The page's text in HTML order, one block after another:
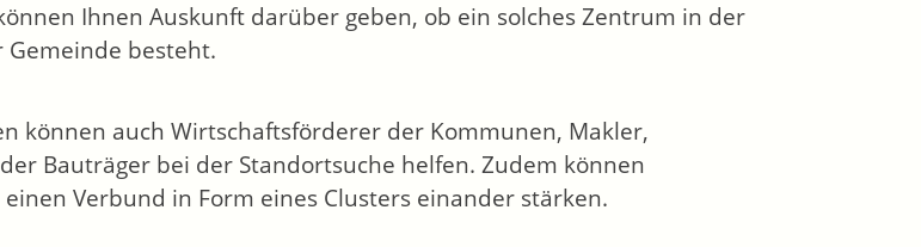
Ihnen Auskunft darüber geben, ob ein solches Zentrum in der
Gemeinde besteht.
können auch Wirtschaftsförderer der Kommunen, Makler,
Bauträger bei der Standortsuche helfen. Zudem können
Verbund in Form eines Clusters einander stärken.